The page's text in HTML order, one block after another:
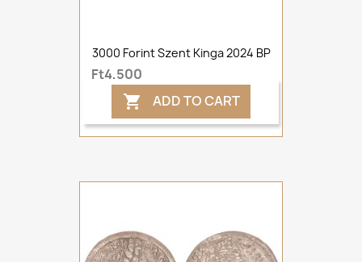
3000 Forint Szent Kinga 2024 BP
Ft4,500
 ADD TO CART